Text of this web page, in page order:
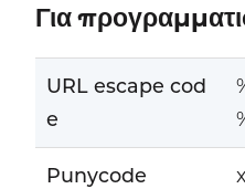
Για
URL escape cod
e
Punycode